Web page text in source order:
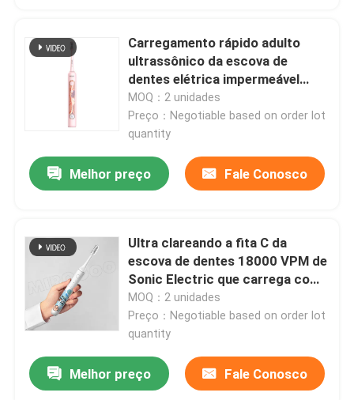
Vídeos
Sobre nós
Controle de qualidade
Contacte-nos
Solicite um orçamento
Escova de dentes elétrica do cuidado oral
Escova de dentes elétrica impermeável
Carregamento rápido adulto
ultrassônico da escova de
dentes elétrica impermeável
com os 4 modos
MOQ：2 unidades
Preço：Negotiable based on order lot
quantity
Melhor preço Fale Conosco
Ultra clareando a fita C da
escova de dentes 18000 VPM de
Sonic Electric que carrega com
os 3 modos
MOQ：2 unidades
Preço：Negotiable based on order lot
quantity
Melhor preço Fale Conosco